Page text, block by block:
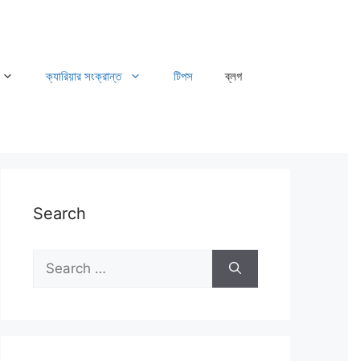
ক্যারিয়ার সংক্রান্ত টিপস ব্লগ
Search
Search
for: